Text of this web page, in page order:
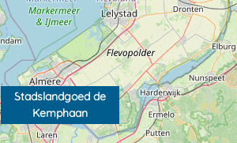
Stadslandgoed de
Kemphaan